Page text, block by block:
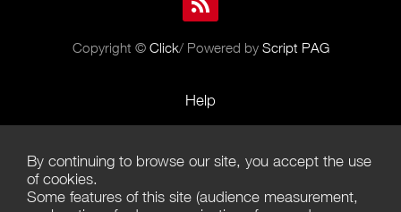
Copyright © Click/ Powered by Script PAG
Help
Terms of Use
Terms of Sales
By continuing to browse our site, you accept the use
of cookies.
Some features of this site (audience measurement,